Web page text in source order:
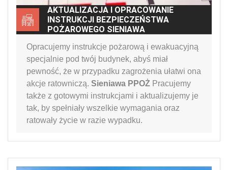
AKTUALIZACJA I OPRACOWANIE
INSTRUKCJI BEZPIECZEŃSTWA
POŻAROWEGO SIENIAWA
Opracujemy instrukcje pożarową i ewakuacyjną
specjalnie pod twój budynek, abyś miał
pewność, że w przypadku zagrożenia ułatwi ona
akcje ratowniczą. Sieniawa PPOŻ Pracujemy
także z gotowymi instrukcjami i aktualizujemy je
tak, by spełniały wszelkie wymagania oraz
ratowały życie w razie wypadku.